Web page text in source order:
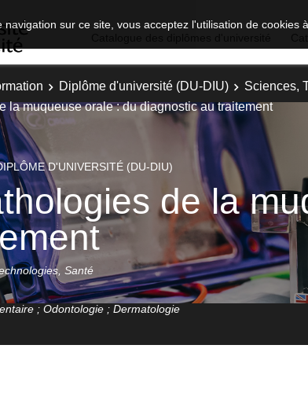
navigation sur ce site, vous acceptez l'utilisation de cookies
Diplôme d'université (DU-DIU)
Sciences,
la muqueuse orale : du diagnostic au traitement
D'UNIVERSITÉ (DU-DIU)
de la
Santé
; Odontologie ; Dermatologie